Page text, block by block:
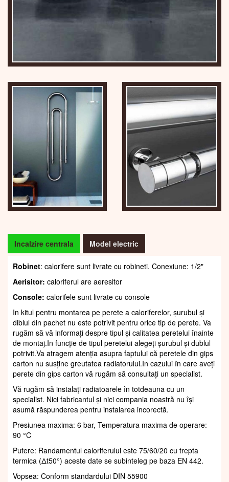
Incalzire centrala Model electric
Robinet: calorifere sunt livrate cu robineti. Conexiune: 1/2"
Aerisitor: caloriferul are aeresitor
Console: calorifele sunt livrate cu console
In kitul pentru montarea pe perete a caloriferelor, șurubul și
diblul din pachet nu este potrivit pentru orice tip de perete. Va
rugăm să vă informați despre tipul și calitatea peretelui înainte
de montaj.In funcție de tipul peretelui alegeți șurubul și dublul
potrivit.Va atragem atenția asupra faptului că peretele din gips
carton nu susține greutatea radiatorului.In cazului în care aveți
perete din gips carton vă rugăm să consultați un specialist.
Vă rugăm să instalați radiatoarele în totdeauna cu un
specialist. Nici fabricantul și nici compania noastră nu își
asumă răspunderea pentru instalarea incorectă.
Presiunea maxima: 6 bar, Temperatura maxima de operare:
90 °C
Putere: Randamentul caloriferului este 75/60/20 cu trepta
termica (Δt50°) aceste date se subinteleg pe baza EN 442.
Vopsea: Conform standardului DIN 55900